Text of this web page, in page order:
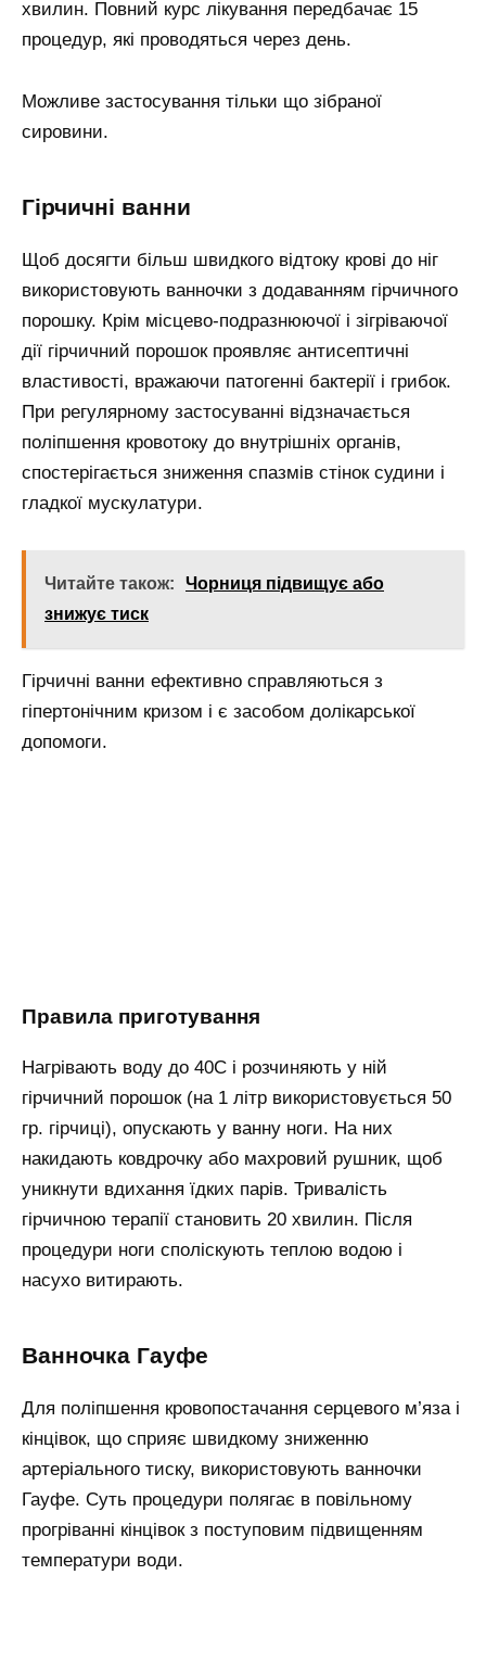
хвилин. Повний курс лікування передбачає 15
процедур, які проводяться через день.
Можливе застосування тільки що зібраної
сировини.
Гірчичні ванни
Щоб досягти більш швидкого відтоку крові до ніг
використовують ванночки з додаванням гірчичного
порошку. Крім місцево-подразнюючої і зігріваючої
дії гірчичний порошок проявляє антисептичні
властивості, вражаючи патогенні бактерії і грибок.
При регулярному застосуванні відзначається
поліпшення кровотоку до внутрішніх органів,
спостерігається зниження спазмів стінок судини і
гладкої мускулатури.
Читайте також:
Чорниця підвищує або
знижує тиск
Гірчичні ванни ефективно справляються з
гіпертонічним кризом і є засобом долікарської
допомоги.
Правила приготування
Нагрівають воду до 40С і розчиняють у ній
гірчичний порошок (на 1 літр використовується 50
гр. гірчиці), опускають у ванну ноги. На них
накидають ковдрочку або махровий рушник, щоб
уникнути вдихання їдких парів. Тривалість
гірчичною терапії становить 20 хвилин. Після
процедури ноги споліскують теплою водою і
насухо витирають.
Ванночка Гауфе
Для поліпшення кровопостачання серцевого м’яза і
кінцівок, що сприяє швидкому зниженню
артеріального тиску, використовують ванночки
Гауфе. Суть процедури полягає в повільному
прогріванні кінцівок з поступовим підвищенням
температури води.